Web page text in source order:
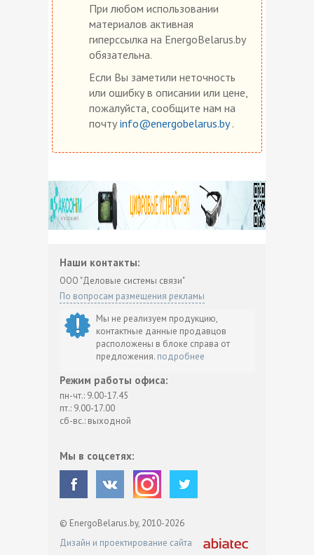
При любом использовании
материалов активная
гиперссылка на EnergoBelarus.by
обязательна.
Если Вы заметили неточность
или ошибку в описании или цене,
пожалуйста, сообщите нам на
почту info@energobelarus.by.
Наши контакты:
ООО "Деловые системы связи"
По вопросам размещения рекламы
Мы не реализуем продукцию,
контактные данные продавцов
расположены в блоке справа от
предложения. подробнее
Режим работы офиса:
пн-чт.: 9.00-17.45
пт.: 9.00-17.00
сб-вс.: выходной
Мы в соцсетях:
© EnergoBelarus.by, 2010-2026
Дизайн и проектирование сайта